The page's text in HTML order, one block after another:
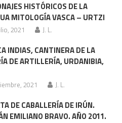
HISTÓRICOS DE LA
MITOLOGÍA VASCA – URTZI
2021 J. L.
INDIAS, CANTINERA DE LA
DE ARTILLERÍA, URDANIBIA,
2021 J. L.
DE CABALLERÍA DE IRÚN.
EMILIANO BRAVO. AÑO 2011.